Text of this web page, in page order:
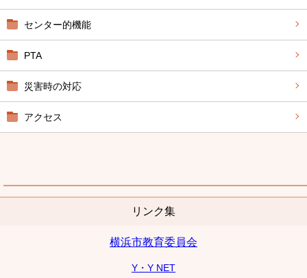
センター的機能
PTA
災害時の対応
アクセス
リンク集
横浜市教育委員会
Y・Y NET